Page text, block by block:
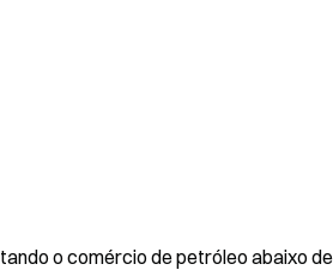
o comércio de petróleo abaixo